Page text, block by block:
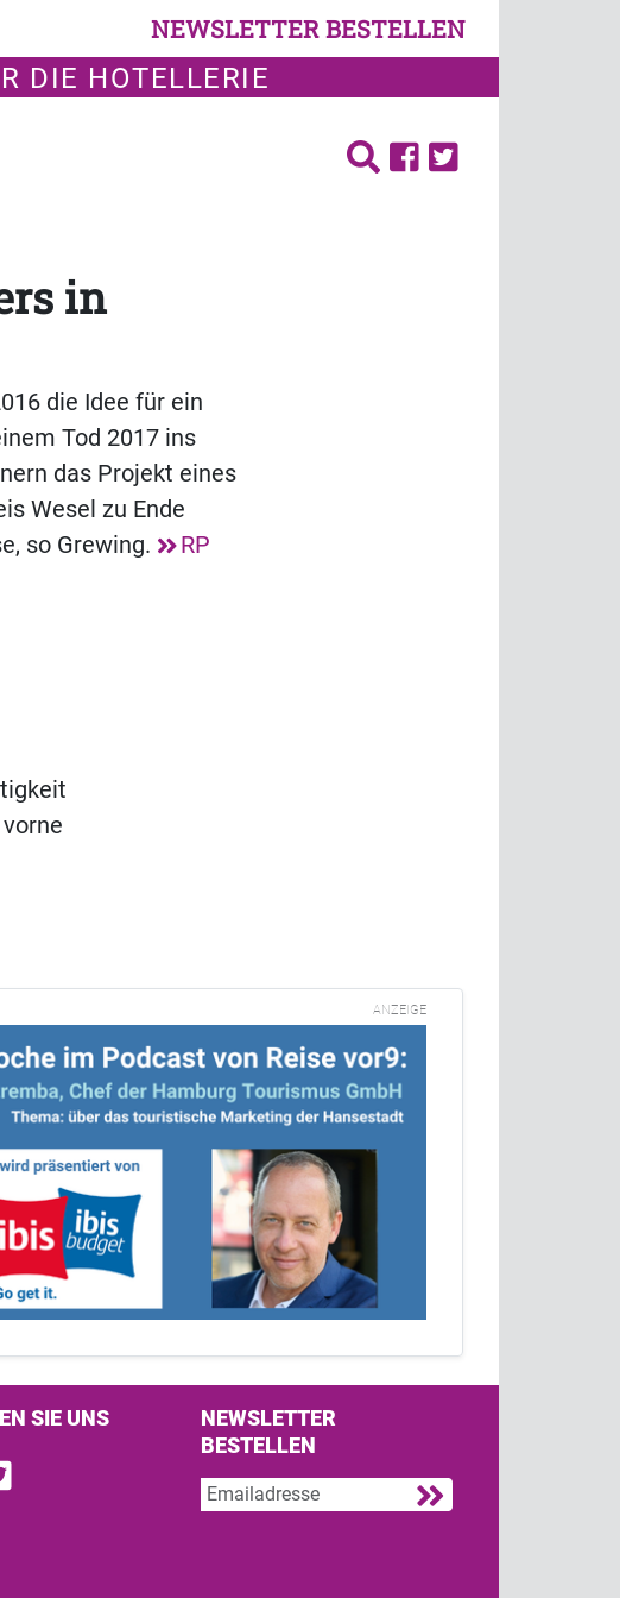
NEWSLETTER BESTELLEN
DIE HOTELLERIE
in
die Idee für ein
Tod 2017 ins
das Projekt eines
Wesel zu Ende
so Grewing.
RP
ANZEIGE
SIE UNS
us on Facebook
Follow us on Twitter
NEWSLETTER
BESTELLEN